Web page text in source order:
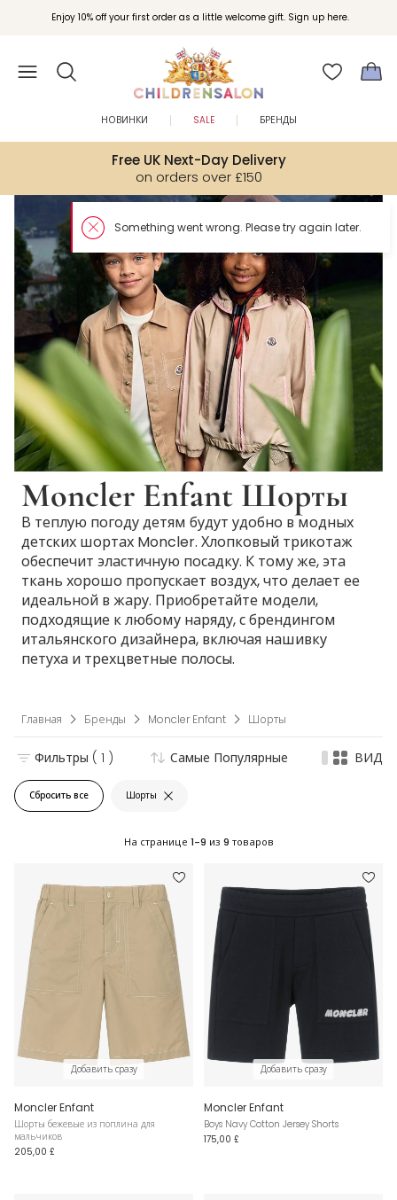
Enjoy 10% off your first order as a little welcome gift. Sign up here.
Free UK Next-Day Delivery
on orders over £150
НОВИНКИ SALE БРЕНДЫ
Moncler Enfant Шорты
В теплую погоду детям будут удобно в модных
детских шортах Moncler. Хлопковый трикотаж
обеспечит эластичную посадку. К тому же, эта
ткань хорошо пропускает воздух, что делает ее
идеальной в жару. Приобретайте модели,
подходящие к любому наряду, с брендингом
итальянского дизайнера, включая нашивку
петуха и трехцветные полосы.
Главная Бренды Moncler Enfant Шорты
Сбросить все Шорты
Фильтры ( 1 ) Самые Популярные ВИД
На странице 1-9 из 9 товаров
Добавить сразу
Moncler Enfant
Шорты бежевые из поплина для
мальчиков
205,00 £
Добавить сразу
Moncler Enfant
Boys Navy Cotton Jersey Shorts
175,00 £